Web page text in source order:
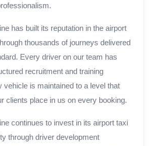
has built its reputation in the airport
thousands of journeys delivered
Every driver on our team has
recruitment and training
vehicle is maintained to a level that
clients place in us on every booking.
continues to invest in its airport taxi
through driver development